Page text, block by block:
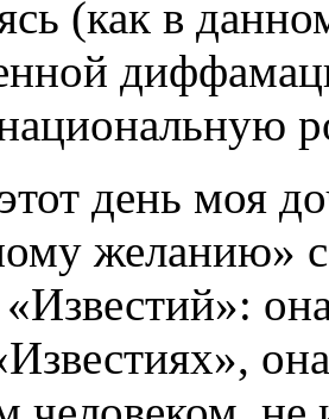
(как в
день моя
желанию»